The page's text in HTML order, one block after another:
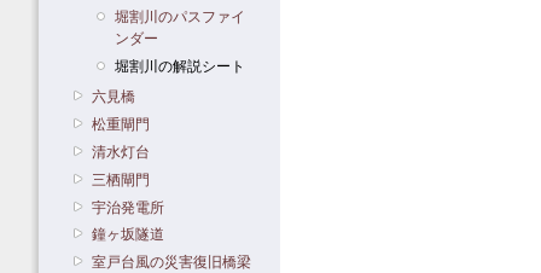
堀割川のパスファイ
ンダー
堀割川の解説シート
六見橋
松重閘門
清水灯台
三栖閘門
宇治発電所
鐘ヶ坂隧道
室戸台風の災害復旧橋梁